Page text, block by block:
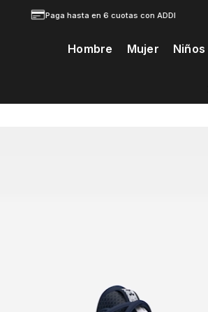
Paga hasta en 6 cuotas con ADDI
Hombre Mujer Niños